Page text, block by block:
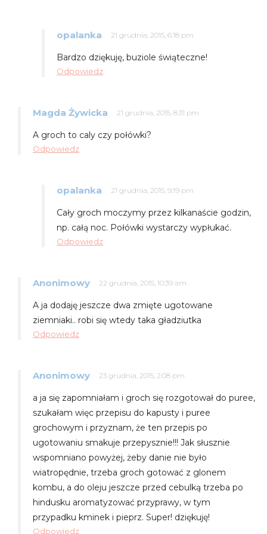
opalanka 21 grudnia, 2015, 6:18 pm
Bardzo dziękuję, buziole świąteczne!
Odpowiedz
Magda Żywicka 21 grudnia, 2015, 8:31 pm
A groch to caly czy połówki?
Odpowiedz
opalanka 21 grudnia, 2015, 9:19 pm
Cały groch moczymy przez kilkanaście godzin,
np. całą noc. Połówki wystarczy wypłukać.
Odpowiedz
Anonimowy 22 grudnia, 2015, 10:39 am
A ja dodaję jeszcze dwa zmięte ugotowane
ziemniaki.. robi się wtedy taka gładziutka
Odpowiedz
Anonimowy 23 grudnia, 2015, 2:08 pm
a ja się zapomniałam i groch się rozgotował do puree,
szukałam więc przepisu do kapusty i puree
grochowym i przyznam, że ten przepis po
ugotowaniu smakuje przepysznie!!! Jak słusznie
wspomniano powyżej, żeby danie nie było
wiatropędnie, trzeba groch gotować z glonem
kombu, a do oleju jeszcze przed cebulką trzeba po
hindusku aromatyzować przyprawy, w tym
przypadku kminek i pieprz. Super! dziękuję!
Odpowiedz